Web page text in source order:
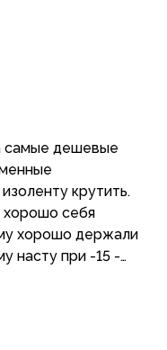
самые дешевые
хорошо себя
хорошо держали
насту при -15 -
за дерево,